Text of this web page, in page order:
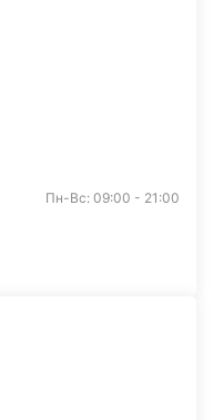
Пн-Вс: 09:00 - 21:00